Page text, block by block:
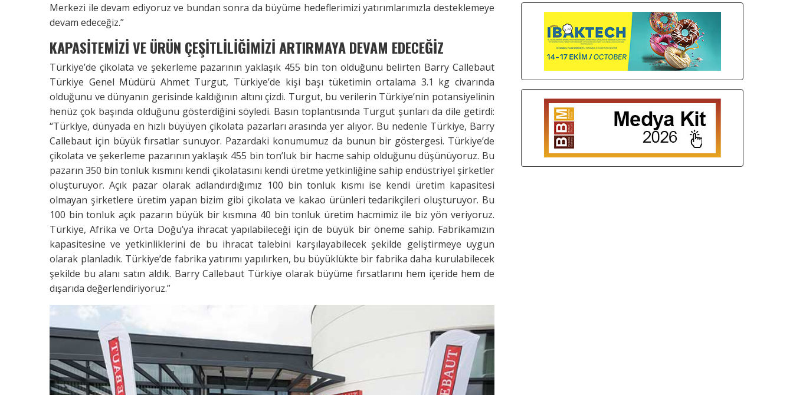
Merkezi ile devam ediyoruz ve bundan sonra da büyüme hedeflerimizi yatırımlarımızla desteklemeye
devam edeceğiz.”
KAPASİTEMİZİ VE ÜRÜN ÇEŞİTLİLİĞİMİZİ ARTIRMAYA DEVAM EDECEĞİZ
Türkiye’de çikolata ve şekerleme pazarının yaklaşık 455 bin ton olduğunu belirten Barry Callebaut
Türkiye Genel Müdürü Ahmet Turgut, Türkiye’de kişi başı tüketimin ortalama 3.1 kg civarında
olduğunu ve dünyanın gerisinde kaldığının altını çizdi. Turgut, bu verilerin Türkiye’nin potansiyelinin
henüz çok başında olduğunu gösterdiğini söyledi. Basın toplantısında Turgut şunları da dile getirdi:
“Türkiye, dünyada en hızlı büyüyen çikolata pazarları arasında yer alıyor. Bu nedenle Türkiye, Barry
Callebaut için büyük fırsatlar sunuyor. Pazardaki konumumuz da bunun bir göstergesi. Türkiye’de
çikolata ve şekerleme pazarının yaklaşık 455 bin ton’luk bir hacme sahip olduğunu düşünüyoruz. Bu
pazarın 350 bin tonluk kısmını kendi çikolatasını kendi üretme yetkinliğine sahip endüstriyel şirketler
oluşturuyor. Açık pazar olarak adlandırdığımız 100 bin tonluk kısmı ise kendi üretim kapasitesi
olmayan şirketlere üretim yapan bizim gibi çikolata ve kakao ürünleri tedarikçileri oluşturuyor. Bu
100 bin tonluk açık pazarın büyük bir kısmına 40 bin tonluk üretim hacmimiz ile biz yön veriyoruz.
Türkiye, Afrika ve Orta Doğu’ya ihracat yapılabileceği için de büyük bir öneme sahip. Fabrikamızın
kapasitesine ve yetkinliklerini de bu ihracat talebini karşılayabilecek şekilde geliştirmeye uygun
olarak planladık. Türkiye’de fabrika yatırımı yapılırken, bu büyüklükte bir fabrika daha kurulabilecek
şekilde bu alanı satın aldık. Barry Callebaut Türkiye olarak büyüme fırsatlarını hem içeride hem de
dışarıda değerlendiriyoruz.”